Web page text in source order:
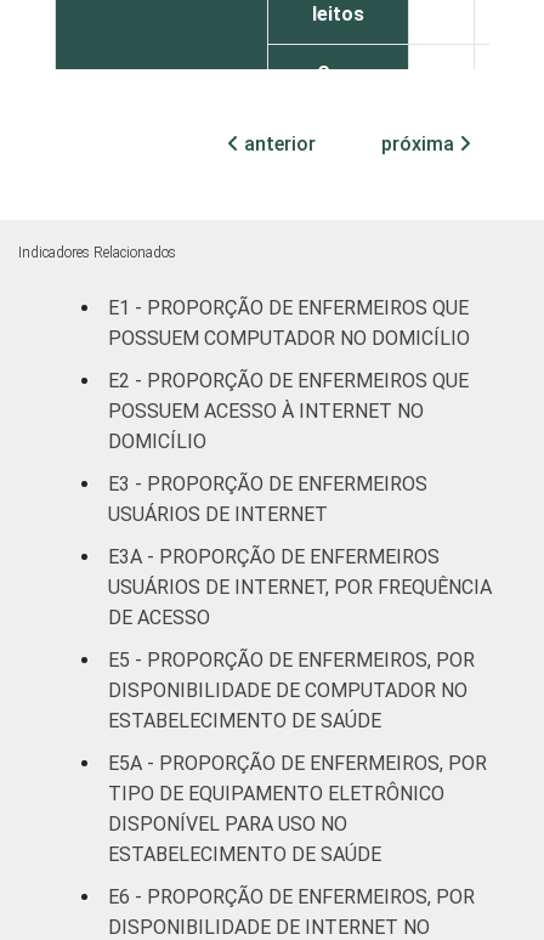
leitos
Com
mais de 50
FAIXA ETÁRIA Até 30 anos 99
31 a 40
anos
98
mais
LOCALIZAÇÃO Capital 100
Base: 312.517 enfermeiros. Dados
coletados entre novembro de 2015 e junho
de 2016. Considera-se usuário de Internet
aquele que utilizou a Internet há menos de
três meses em relação ao momento da
entrevista.
anterior próxima
Indicadores Relacionados
E1 - PROPORÇÃO DE ENFERMEIROS QUE
POSSUEM COMPUTADOR NO DOMICÍLIO
E2 - PROPORÇÃO DE ENFERMEIROS QUE
POSSUEM ACESSO À INTERNET NO
DOMICÍLIO
E3 - PROPORÇÃO DE ENFERMEIROS
USUÁRIOS DE INTERNET
E3A - PROPORÇÃO DE ENFERMEIROS
USUÁRIOS DE INTERNET, POR FREQUÊNCIA
DE ACESSO
E5 - PROPORÇÃO DE ENFERMEIROS, POR
DISPONIBILIDADE DE COMPUTADOR NO
ESTABELECIMENTO DE SAÚDE
E5A - PROPORÇÃO DE ENFERMEIROS, POR
TIPO DE EQUIPAMENTO ELETRÔNICO
DISPONÍVEL PARA USO NO
ESTABELECIMENTO DE SAÚDE
E6 - PROPORÇÃO DE ENFERMEIROS, POR
DISPONIBILIDADE DE INTERNET NO